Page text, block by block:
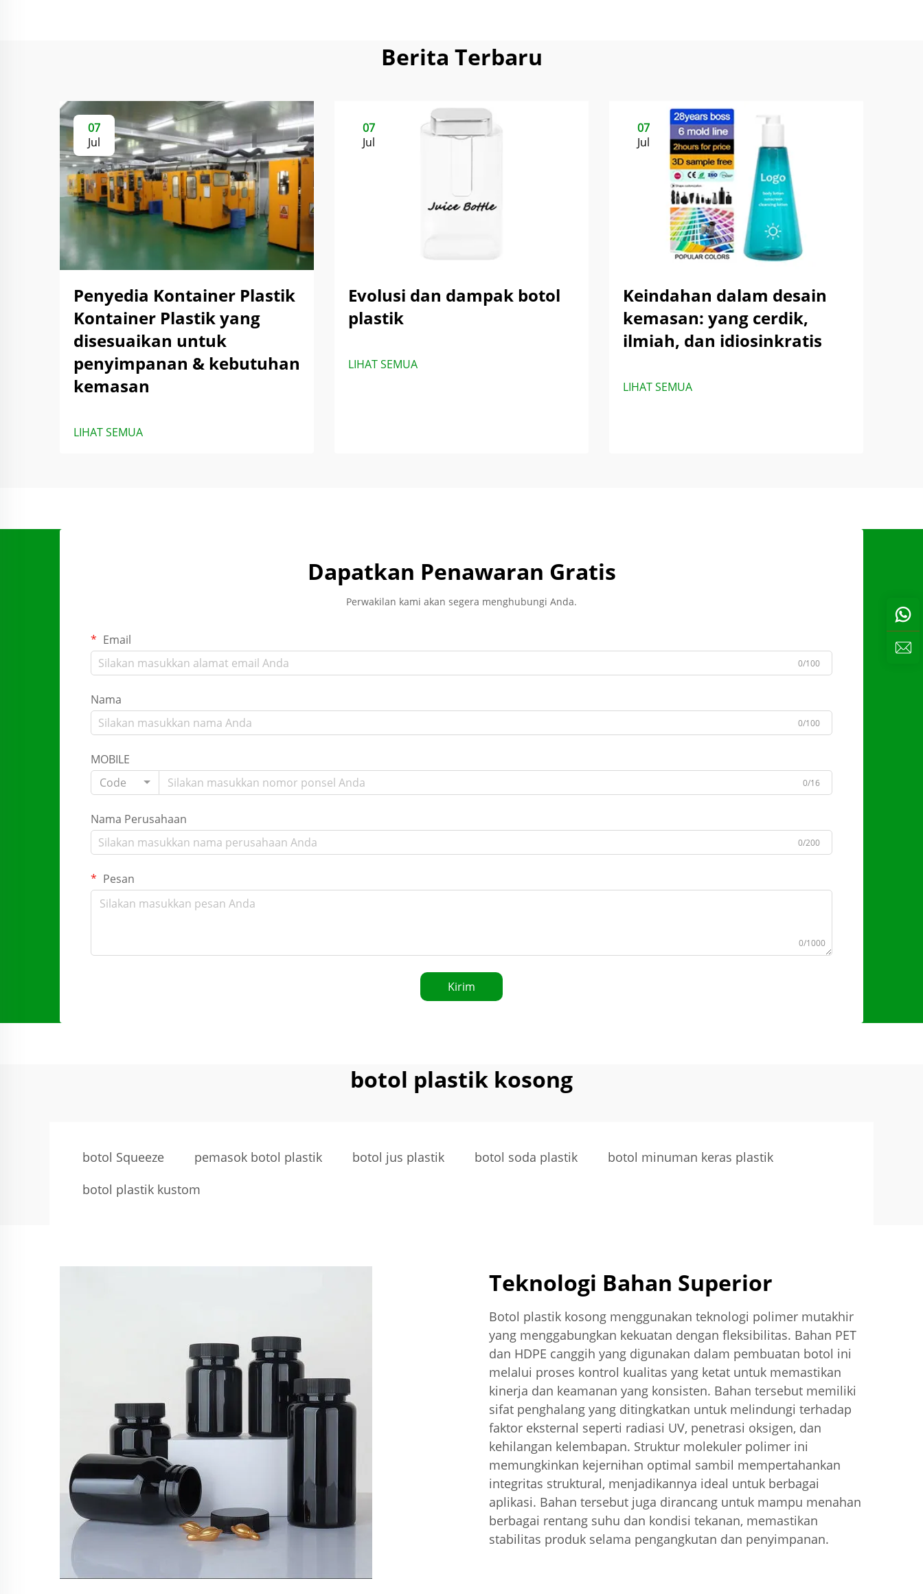
Berita Terbaru
07
Jul
Penyedia Kontainer Plastik
Kontainer Plastik yang
disesuaikan untuk
penyimpanan & kebutuhan
kemasan
LIHAT SEMUA
07
Jul
Evolusi dan dampak botol
plastik
LIHAT SEMUA
07
Jul
Keindahan dalam desain
kemasan: yang cerdik,
ilmiah, dan idiosinkratis
LIHAT SEMUA
Dapatkan Penawaran Gratis
Perwakilan kami akan segera menghubungi Anda.
Email
0/100
Nama
0/100
MOBILE
Code
0/16
Nama Perusahaan
0/200
Pesan
0/1000
Kirim
botol plastik kosong
botol Squeeze pemasok botol plastik botol jus plastik botol soda plastik
botol minuman keras plastik
botol plastik kustom
Teknologi Bahan Superior
Botol plastik kosong menggunakan teknologi polimer mutakhir
yang menggabungkan kekuatan dengan fleksibilitas. Bahan PET
dan HDPE canggih yang digunakan dalam pembuatan botol ini
melalui proses kontrol kualitas yang ketat untuk memastikan
kinerja dan keamanan yang konsisten. Bahan tersebut memiliki
sifat penghalang yang ditingkatkan untuk melindungi terhadap
faktor eksternal seperti radiasi UV, penetrasi oksigen, dan
kehilangan kelembapan. Struktur molekuler polimer ini
memungkinkan kejernihan optimal sambil mempertahankan
integritas struktural, menjadikannya ideal untuk berbagai
aplikasi. Bahan tersebut juga dirancang untuk mampu menahan
berbagai rentang suhu dan kondisi tekanan, memastikan
stabilitas produk selama pengangkutan dan penyimpanan.